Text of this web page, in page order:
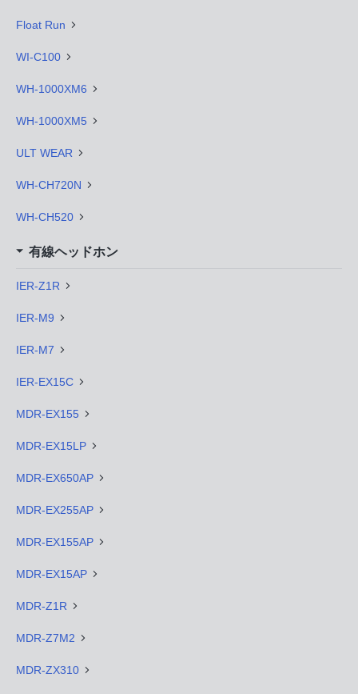
Float Run
WI-C100
WH-1000XM6
WH-1000XM5
ULT WEAR
WH-CH720N
WH-CH520
有線ヘッドホン
IER-Z1R
IER-M9
IER-M7
IER-EX15C
MDR-EX155
MDR-EX15LP
MDR-EX650AP
MDR-EX255AP
MDR-EX155AP
MDR-EX15AP
MDR-Z1R
MDR-Z7M2
MDR-ZX310